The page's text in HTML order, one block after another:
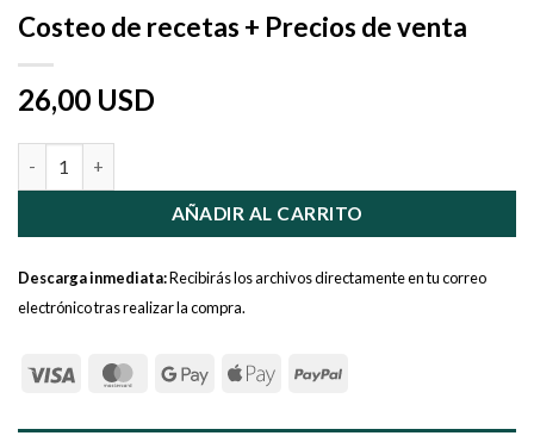
Costeo de recetas + Precios de venta
26,00 USD
AÑADIR AL CARRITO
Descarga inmediata:Recibirás los archivos directamente en tu correo
electrónico tras realizar la compra.